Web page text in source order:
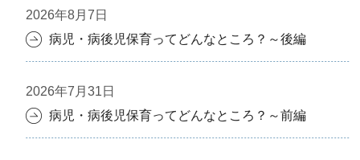
2026年8月7日
病児・病後児保育ってどんなところ？～後編
2026年7月31日
病児・病後児保育ってどんなところ？～前編